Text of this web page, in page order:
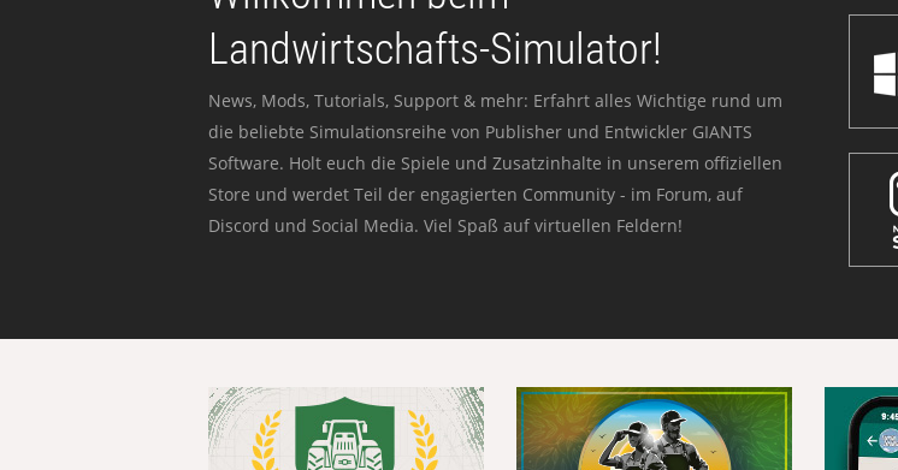
Landwirtschafts-Simulator!
News, Mods, Tutorials, Support & mehr: Erfahrt alles Wichtige rund um
die beliebte Simulationsreihe von Publisher und Entwickler GIANTS
Software. Holt euch die Spiele und Zusatzinhalte in unserem offiziellen
Store und werdet Teil der engagierten Community - im Forum, auf
Discord und Social Media. Viel Spaß auf virtuellen Feldern!